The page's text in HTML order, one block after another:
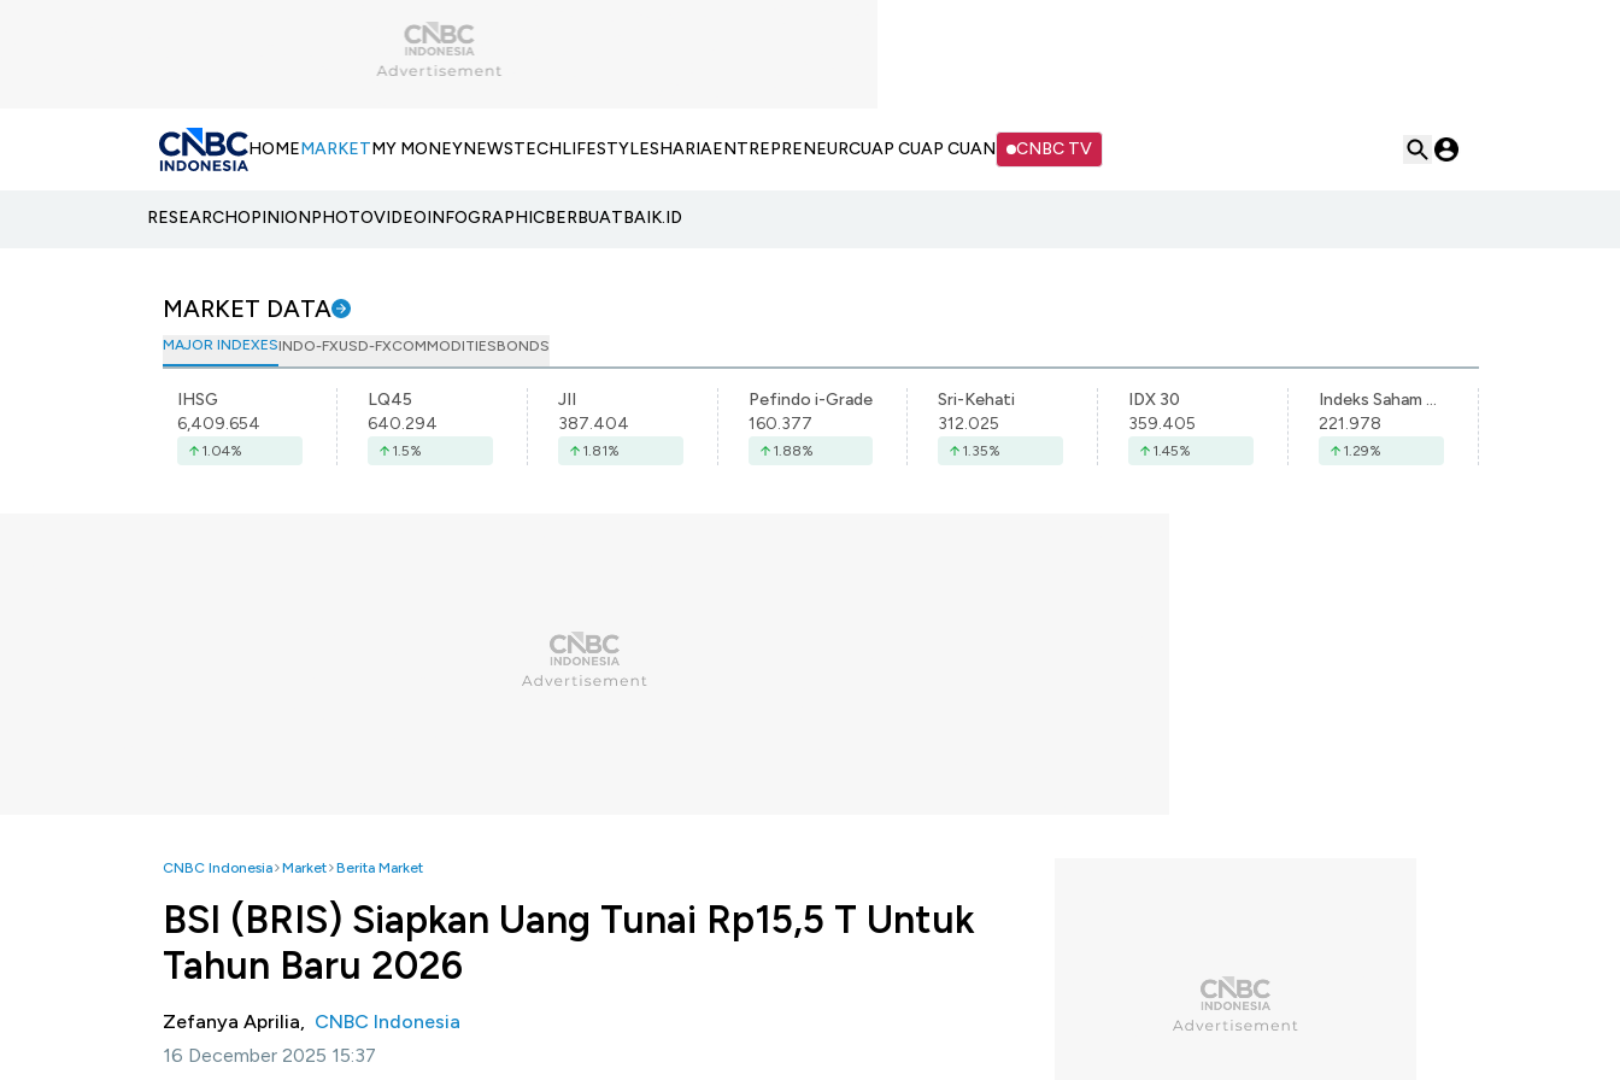
HOMEMARKETMY MONEYNEWSTECHLIFESTYLESHARIAENTREPRENEURCUAP CUAP CUAN CNBC TV
RESEARCHOPINIONPHOTOVIDEOINFOGRAPHICBERBUATBAIK.ID
MARKET DATA
MAJOR INDEXESINDO-FXUSD-FXCOMMODITIESBONDS
IHSG
6,409.654
1.04%
LQ45
640.294
1.5%
JII
387.404
1.81%
Pefindo i-Grade
160.377
1.88%
Sri-Kehati
312.025
1.35%
IDX 30
359.405
1.45%
Indeks Saham Syariah Indonesia
221.978
1.29%
CNBC Indonesia Market Berita Market
BSI (BRIS) Siapkan Uang Tunai Rp15,5 T Untuk
Tahun Baru 2026
Zefanya Aprilia, CNBC Indonesia
16 December 2025 15:37